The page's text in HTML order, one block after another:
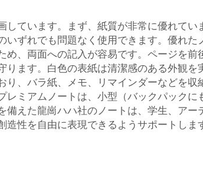
ています。まず、紙質が非常に優れてい
ずれでも問題なく使用できます。優れた
、両面への記入が容易です。ページを前
ます。白色の表紙は清潔感のある外観を
、バラ紙、メモ、リマインダーなどを収
ミアムノートは、小型（バックパックに
えた龍崗ハハ社のノートは、学生、アー
性を自由に表現できるようサポートしま